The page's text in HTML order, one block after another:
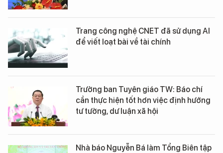
Trang công nghệ CNET đã sử dụng AI
để viết loạt bài về tài chính
Trưởng ban Tuyên giáo TW: Báo chí
cần thực hiện tốt hơn việc định hướng
tư tưởng, dư luận xã hội
Nhà báo Nguyễn Bá làm Tổng Biên tập